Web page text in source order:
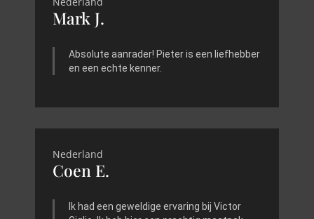
Mark J.
Absolute aanrader! Pieter is een liefhebber
en een echte kenner.
Nederland
Coen E.
Ik had een geweldige ervaring bij Victor